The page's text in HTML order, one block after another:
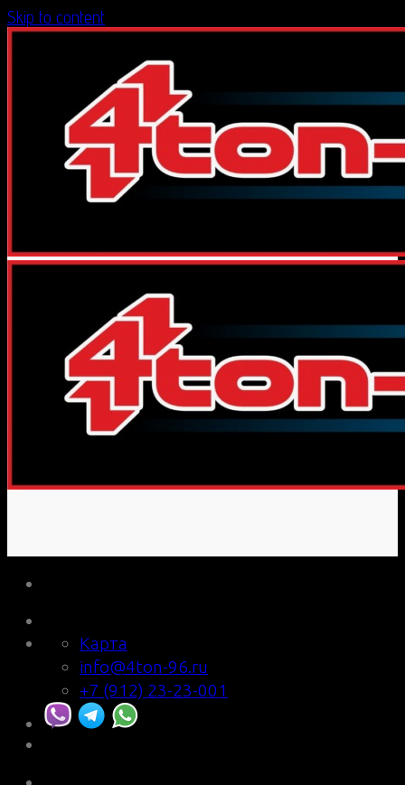
Skip to content
Карта
info@4ton-96.ru
+7 (912) 23-23-001